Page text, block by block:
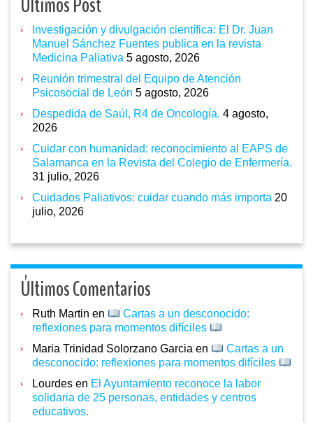
Investigación y divulgación científica: El Dr. Juan
Manuel Sánchez Fuentes publica en la revista
Medicina Paliativa 5 agosto, 2026
Reunión trimestral del Equipo de Atención
Psicosocial de León 5 agosto, 2026
Despedida de Saúl, R4 de Oncología. 4 agosto,
2026
Cuidar con humanidad: reconocimiento al EAPS de
Salamanca en la Revista del Colegio de Enfermería.
31 julio, 2026
Cuidados Paliativos: cuidar cuando más importa 20
julio, 2026
Últimos Comentarios
Ruth Martin en
Cartas a un desconocido:
reflexiones para momentos difíciles
Maria Trinidad Solorzano Garcia en
Cartas a un
desconocido: reflexiones para momentos difíciles
Lourdes en El Ayuntamiento reconoce la labor
solidaria de 25 personas, entidades y centros
educativos.